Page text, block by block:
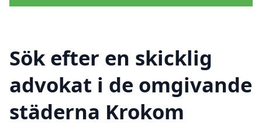
Sök efter en skicklig
advokat i de omgivande
städerna Krokom